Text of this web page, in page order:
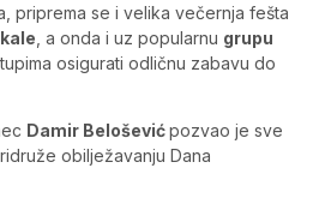
priprema se i velika večernja fešta
, a onda i uz popularnu grupu
osigurati odličnu zabavu do
Damir Beloševićpozvao je sve
obilježavanju Dana